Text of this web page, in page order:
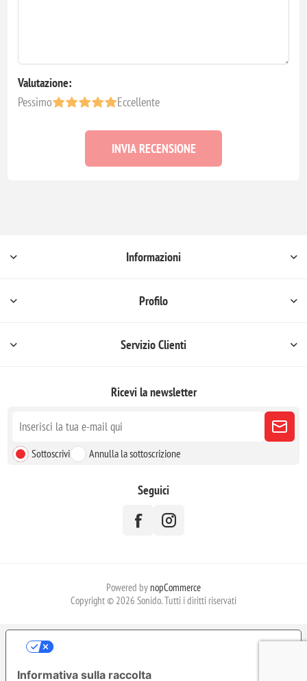
Valutazione:
Pessimo
Eccellente
INVIA RECENSIONE
Informazioni
Profilo
Servizio Clienti
Ricevi la newsletter
Sottoscrivi Annulla la sottoscrizione
Seguici
Powered by nopCommerce
Copyright © 2026 Sonido. Tutti i diritti riservati
Informativa sulla raccolta
LE TUE PREFERENZE RELATIVE ALLA